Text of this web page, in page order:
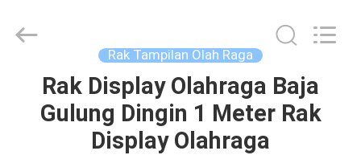
RUMAH
Shelves
Co.,Ltd.
Rak Tampilan Olah Raga
Rak Display Olahraga Baja
Gulung Dingin 1 Meter Rak
Display Olahraga